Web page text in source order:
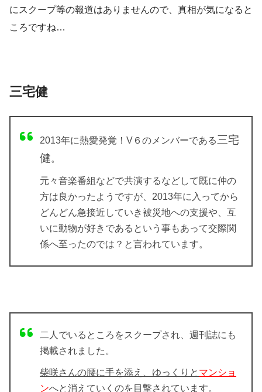
にスクープ等の報道はありませんので、 真相が気になると
ころですね…
三宅健
2013年に熱愛発覚！V６のメンバーである三宅
健。
元々音楽番組などで共演するなどして既に仲の
方は良かったようですが、2013年に入ってから
どんどん急接近していき被災地への支援や、互
いに動物が好きであるという事もあって交際関
係へ至ったのでは？と言われています。
二人でいるところをスクープされ、週刊誌にも
掲載されました。
柴咲さんの腰に手を添え、ゆっくりと マンショ
ンへと消えていくのを目撃されています。